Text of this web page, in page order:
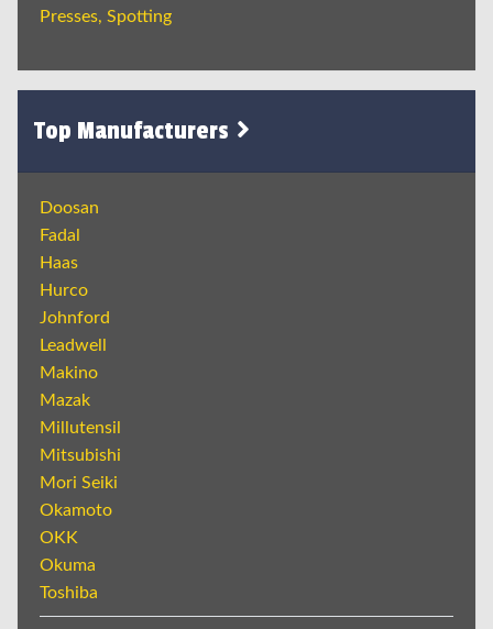
Presses, Spotting
Top Manufacturers
Doosan
Fadal
Haas
Hurco
Johnford
Leadwell
Makino
Mazak
Millutensil
Mitsubishi
Mori Seiki
Okamoto
OKK
Okuma
Toshiba